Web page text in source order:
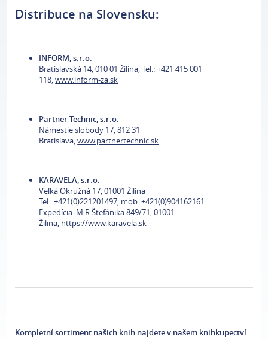
Distribuce na Slovensku:
INFORM, s.r.o.
Bratislavská 14, 010 01 Žilina, Tel.: +421 415 001
118,www.inform-za.sk
Partner Technic, s.r.o.
Námestie slobody 17, 812 31
Bratislava,www.partnertechnic.sk
KARAVELA, s.r.o.
Veľká Okružná 17, 01001 Žilina
Tel.: +421(0)221201497, mob. +421(0)904162161
Expedícia: M.R.Štefánika 849/71, 01001
Žilina , https://www.karavela.sk
Kompletní sortiment našich knih najdete v našem knihkupectví